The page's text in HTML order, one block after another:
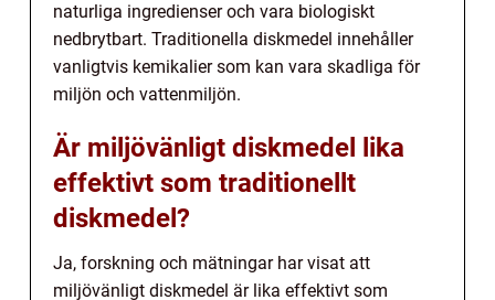
naturliga ingredienser och vara biologiskt
nedbrytbart. Traditionella diskmedel innehåller
vanligtvis kemikalier som kan vara skadliga för
miljön och vattenmiljön.
Är miljövänligt diskmedel lika
effektivt som traditionellt
diskmedel?
Ja, forskning och mätningar har visat att
miljövänligt diskmedel är lika effektivt som